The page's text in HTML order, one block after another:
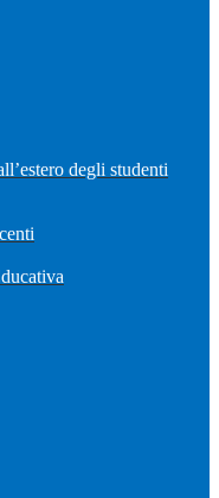
degli studenti